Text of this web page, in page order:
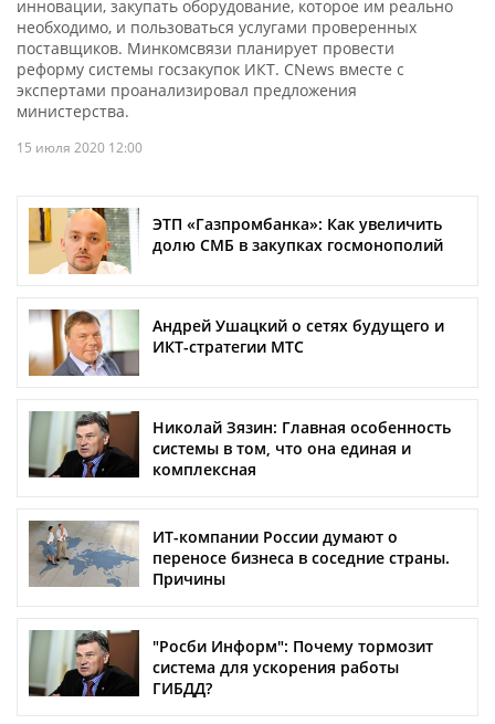
инновации, закупать оборудование, которое им реально
необходимо, и пользоваться услугами проверенных
поставщиков. Минкомсвязи планирует провести
реформу системы госзакупок ИКТ. CNews вместе с
экспертами проанализировал предложения
министерства.
15 июля 2020 12:00
ЭТП «Газпромбанка»: Как увеличить
долю СМБ в закупках госмонополий
Андрей Ушацкий о сетях будущего и
ИКТ-стратегии МТС
Николай Зязин: Главная особенность
системы в том, что она единая и
комплексная
ИТ-компании России думают о
переносе бизнеса в соседние страны.
Причины
"Росби Информ": Почему тормозит
система для ускорения работы
ГИБДД?